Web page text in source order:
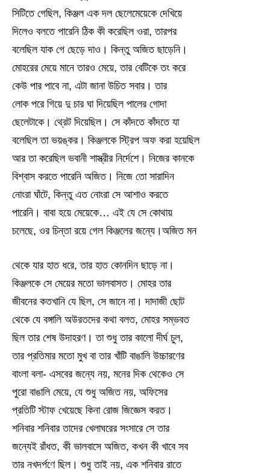
সিটিতে গেছিল, কিঞ্জল এক দল ছেলেমেয়েকে দেখিয়ে
দিলেও বলতে পারেনি ঠিক কী করেছিল ওরা, তারপর
বলেছিল যাক গে ছেড়ে দাও। কিন্তু অজিত ছাড়েনি।
মোহরের মেয়ে মানে তারও মেয়ে, তার বেটিকে তং করে
কেউ পার পাবে না, এটা জানা উচিত সবার। তার
লোক পরে গিয়ে দু চার ঘা দিয়েছিল পালের গোদা
ছেলেটাকে। থ্রেট দিয়েছিল। সে কাঁদতে কাঁদতে যা
বলেছিল তা ভয়ঙ্কর। কিঞ্জলকে স্ট্রিপ অফ করা হয়েছিল
আর তা করেছিল ভবানী শাস্ত্রীর নির্দেশে। নিজের কানকে
বিশ্বাস করতে পারেনি অজিত। নিজে তো সারাদিন
নোংরা ঘাঁটে, কিন্তু এত নোংরা সে আশাও করতে
পারেনি। বাবা হয়ে মেয়েকে… এই যে সে কোথায়
চলেছে, ওর চিন্তা রয়ে গেল কিঞ্জলের জন্যে।অজিত মন
থেকে যার হাত ধরে, তার হাত কোনদিন ছাড়ে না।
কিঞ্জলকে সে মেয়ের মতো ভালবাসত। মোহর তার
জীবনের কতখানি যে ছিল, সে জানে না। দাদাজী ছোট
থেকে যে বঙ্গালি অউরতদের কথা বলত, মোহর সম্ভবত
ছিল তার শেষ উদাহরণ। তা শুধু তার কালো দীর্ঘ চুল,
তার প্রতিমার মতো মুখ বা তার খাঁটি বাঙালি উচ্চারণের
বাংলা বলা- এসবের জন্যে নয়, মনের দিক থেকেও সে
পুরো বাঙালি মেয়ে, যে শুধু অজিত নয়, অফিসের
প্রতিটি স্টাফ খেয়েছে কিনা রোজ জিজ্ঞেস করত।
শনিবার শনিবার তাদের খেলাঘরের সংসারে সে তার
জন্যেই রাঁধত, কী ভালবাসে অজিত, কখন কী খাবে সব
তার নখদর্পণে ছিল। শুধু তাই নয়, এক শনিবার রাতে